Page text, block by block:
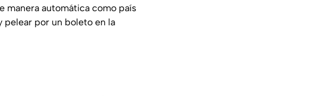
manera automática como país
pelear por un boleto en la